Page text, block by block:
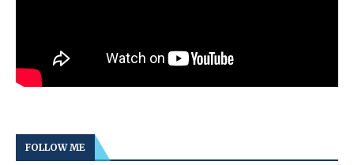
FOLLOW ME